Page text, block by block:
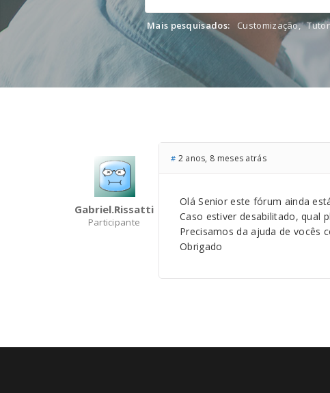
Mais pesquisados: Customização,
Gabriel.rissatti
Participante
# 2 anos, 8 meses atrás
Olá Senior este fórum ainda
Caso estiver desabilitado, qual
Precisamos da ajuda de vocês
Obrigado